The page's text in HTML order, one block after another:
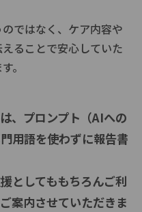
ではなく、ケア内容や
ることで安心していた
。
、プロンプト（AIへの
用語を使わずに報告書
してももちろんご利
案内させていただきま